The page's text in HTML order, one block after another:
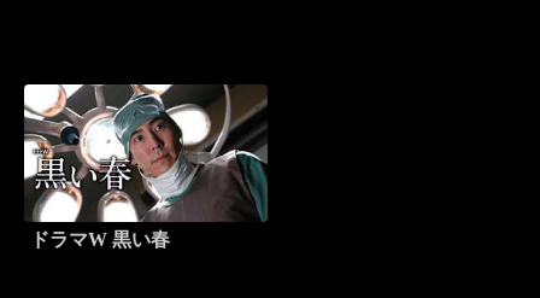
ドラマW 黒い春